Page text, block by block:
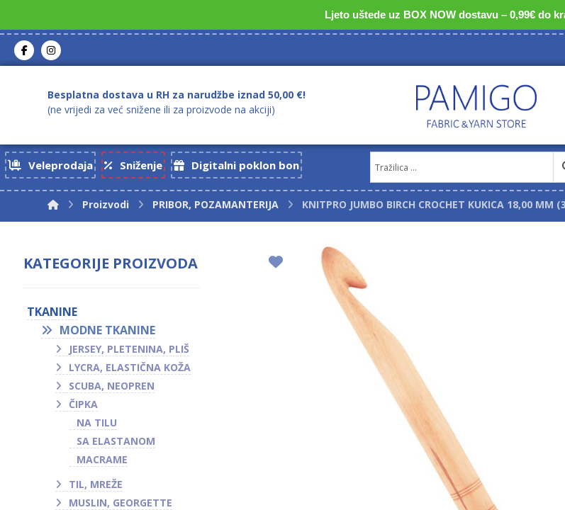
Ljeto uštede uz BOX NOW dostavu – 0,99€ do
Besplatna dostava u RH za narudžbe iznad 50,00 €!
(ne vrijedi za već snižene ili za proizvode na akciji)
Veleprodaja Sniženje Digitalni poklon bon
Proizvodi PRIBOR, POZAMANTERIJA KNITPRO JUMBO BIRCH CROCHET KUKICA 18,00 MM
KATEGORIJE PROIZVODA
TKANINE
MODNE TKANINE
JERSEY, PLETENINA, PLIŠ
LYCRA, ELASTIČNA KOŽA
SCUBA, NEOPREN
ČIPKA
NA TILU
SA ELASTANOM
MACRAME
TIL, MREŽE
MUSLIN, GEORGETTE